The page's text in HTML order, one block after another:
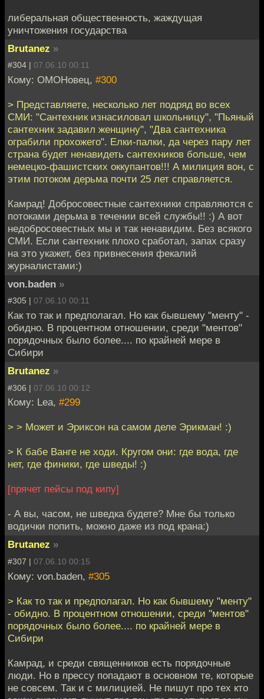
либеральная общественность, жаждущая
уничтожения государства
Brutanez »
#304 | 07.06.10 00:11
Кому: ОМОНовец, #300
> Представляете, несколько лет подряд во всех
СМИ: "Сантехник изнасиловал школьницу", "Пьяный
сантехник задавил женщину", "Два сантехника
ограбили прохожего". Елки-палки, да через пару лет
страна будет ненавидеть сантехников больше, чем
немецко-фашистских оккупантов!!! А милиция вон, с
этим потоком дерьма почти 25 лет справляется.
Камрад! Добросовестные сантехники справляются с
потоками дерьма в течении всей службы!! :) А вот
недобросовестных мы и так ненавидим. Без всякого
СМИ. Если сантехник плохо сработал, запах сразу
на это укажет, без привнесения фекалий
журналистами:)
von.baden »
#305 | 07.06.10 00:11
Как то так и предполагал. Но как бывшему "менту" -
обидно. В процентном отношении, среди "ментов"
порядочных было более.... по крайней мере в
Сибири
Brutanez »
#306 | 07.06.10 00:12
Кому: Lea, #299
> > Может и Эриксон на самом деле Эрикман! :)
> К бабе Ванге не ходи. Кругом они: где вода, где
нет, где финики, где шведы! :)
[прячет пейсы под кипу]
- А вы, часом, не шведка будете? Мне бы только
водички попить, можно даже из под крана:)
Brutanez »
#307 | 07.06.10 00:15
Кому: von.baden, #305
> Как то так и предполагал. Но как бывшему "менту"
- обидно. В процентном отношении, среди "ментов"
порядочных было более.... по крайней мере в
Сибири
Камрад, и среди священников есть порядочные
люди. Но в прессу попадают в основном те, которые
не совсем. Так и с милицией. Не пишут про тех кто